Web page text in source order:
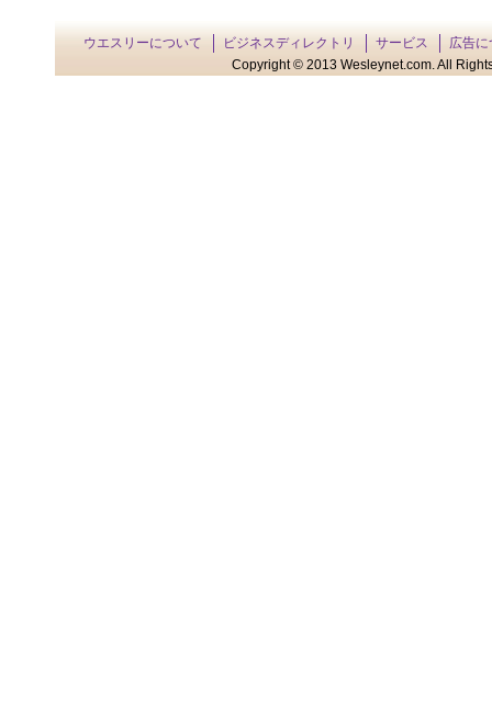
ウエスリーについて ビジネスディレクトリ サービス
広告に
Copyright © 2013 Wesleynet.com. All